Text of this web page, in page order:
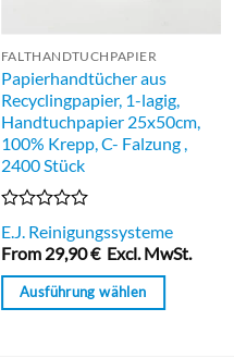
FALTHANDTUCHPAPIER
Papierhandtücher aus
Recyclingpapier, 1-lagig,
Handtuchpapier 25x50cm,
100% Krepp, C- Falzung ,
2400 Stück
Bewertet
mit
0
von
E.J. Reinigungssysteme
From 29,90€ Excl. MwSt.
Ausführung wählen